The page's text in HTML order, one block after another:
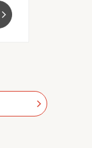
arrow_forward_ios
arrow_forward_ios